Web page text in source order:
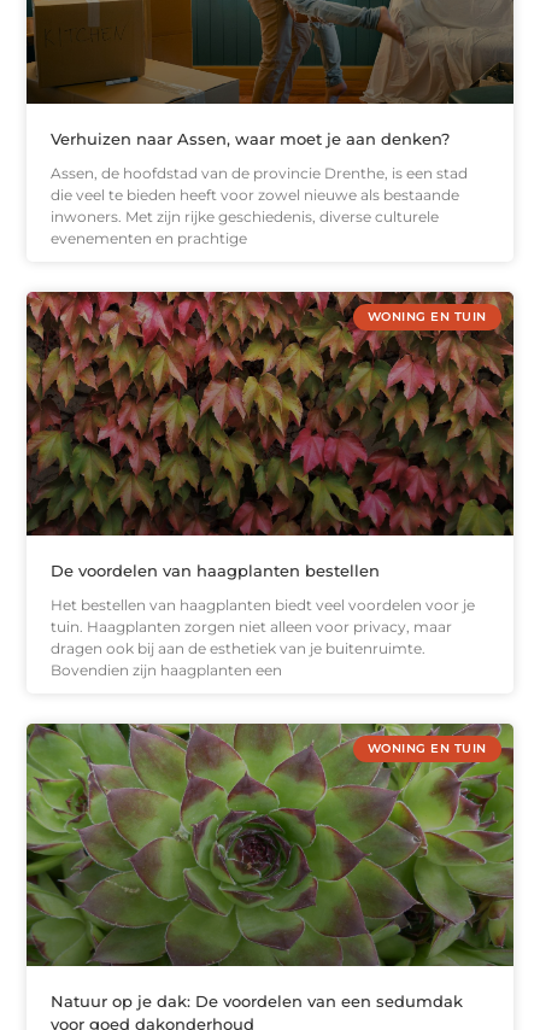
Verhuizen naar Assen, waar moet je aan denken?
Assen, de hoofdstad van de provincie Drenthe, is een stad
die veel te bieden heeft voor zowel nieuwe als bestaande
inwoners. Met zijn rijke geschiedenis, diverse culturele
evenementen en prachtige
WONING EN TUIN
De voordelen van haagplanten bestellen
Het bestellen van haagplanten biedt veel voordelen voor je
tuin. Haagplanten zorgen niet alleen voor privacy, maar
dragen ook bij aan de esthetiek van je buitenruimte.
Bovendien zijn haagplanten een
WONING EN TUIN
Natuur op je dak: De voordelen van een sedumdak
voor goed dakonderhoud